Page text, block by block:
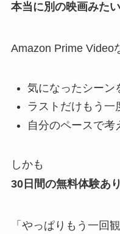
本当に別の映画みた
Amazon Prime Video
気になったシーン
ラストだけもう一
自分のペースで考
しかも
30日間の無料体験あり
「やっぱりもう一回観